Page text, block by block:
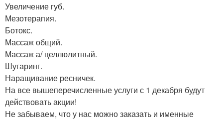
Увеличение губ.
Мезотерапия.
Ботокс.
Массаж общий.
Массаж а/ целлюлитный.
Шугаринг.
Наращивание ресничек.
На все вышеперечисленные услуги с 1 декабря будут
действовать акции!
Не забываем, что у нас можно заказать и именные